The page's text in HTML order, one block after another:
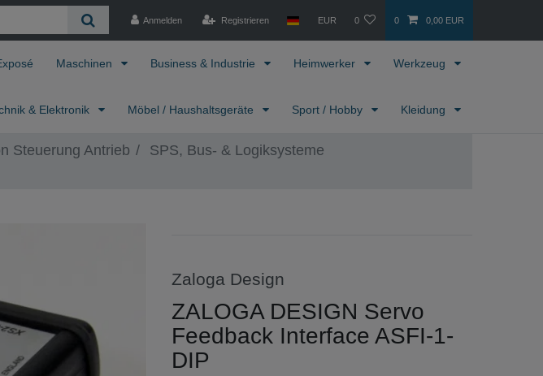
Anmelden Registrieren EUR 0 0 0,00 EUR
Maschinen Business & Industrie Heimwerker Werkzeug
& Elektronik Möbel / Haushaltsgeräte Sport / Hobby Kleidung
Steuerung Antrieb
SPS, Bus- & Logiksysteme
Zaloga Design
ZALOGA DESIGN Servo
Feedback Interface ASFI-1-
DIP